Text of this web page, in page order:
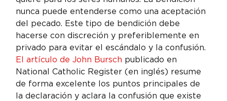
nunca puede entenderse como una aceptación
del pecado. Este tipo de bendición debe
hacerse con discreción y preferiblemente en
privado para evitar el escándalo y la confusión.
El artículo de John Bursch publicado en
National Catholic Register (en inglés) resume
de forma excelente los puntos principales de
la declaración y aclara la confusión que existe